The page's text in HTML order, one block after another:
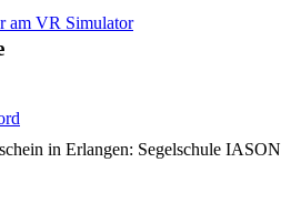
am VR Simulator
in Erlangen: Segelschule IASON